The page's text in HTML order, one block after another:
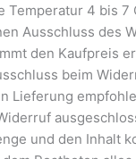
4 bis
Ausschluss des
den Kaufpreis
beim
Lieferung
und den Inhalt